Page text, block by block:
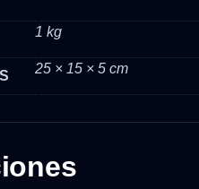
1 kg
25 × 15 × 5 cm